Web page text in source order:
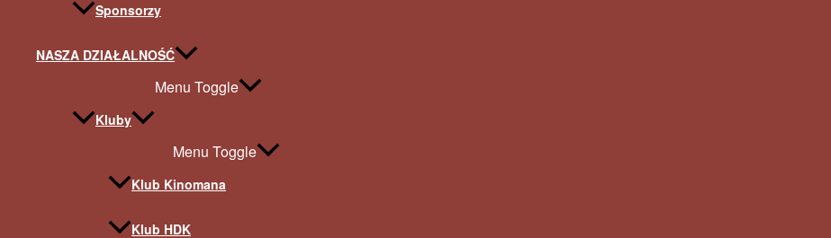
Sponsorzy
NASZA DZIAŁALNOŚĆ
Menu Toggle
Kluby
Menu Toggle
Klub Kinomana
Klub HDK